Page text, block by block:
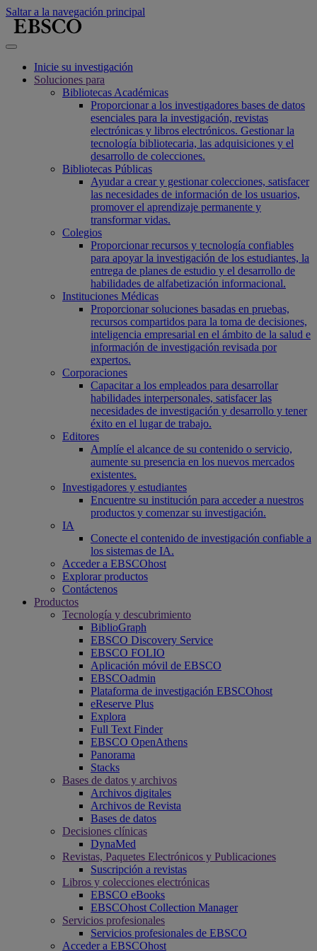
Saltar a la navegación principal
Inicie su investigación
Soluciones para
Bibliotecas Académicas
Proporcionar a los investigadores bases de datos
esenciales para la investigación, revistas
electrónicas y libros electrónicos. Gestionar la
tecnología bibliotecaria, las adquisiciones y el
desarrollo de colecciones.
Bibliotecas Públicas
Ayudar a crear y gestionar colecciones, satisfacer
las necesidades de información de los usuarios,
promover el aprendizaje permanente y
transformar vidas.
Colegios
Proporcionar recursos y tecnología confiables
para apoyar la investigación de los estudiantes, la
entrega de planes de estudio y el desarrollo de
habilidades de alfabetización informacional.
Instituciones Médicas
Proporcionar soluciones basadas en pruebas,
recursos compartidos para la toma de decisiones,
inteligencia empresarial en el ámbito de la salud e
información de investigación revisada por
expertos.
Corporaciones
Capacitar a los empleados para desarrollar
habilidades interpersonales, satisfacer las
necesidades de investigación y desarrollo y tener
éxito en el lugar de trabajo.
Editores
Amplíe el alcance de su contenido o servicio,
aumente su presencia en los nuevos mercados
existentes.
Investigadores y estudiantes
Encuentre su institución para acceder a nuestros
productos y comenzar su investigación.
IA
Conecte el contenido de investigación confiable a
los sistemas de IA.
Acceder a EBSCOhost
Explorar productos
Contáctenos
Productos
Tecnología y descubrimiento
BiblioGraph
EBSCO Discovery Service
EBSCO FOLIO
Aplicación móvil de EBSCO
EBSCOadmin
Plataforma de investigación EBSCOhost
eReserve Plus
Explora
Full Text Finder
EBSCO OpenAthens
Panorama
Stacks
Bases de datos y archivos
Archivos digitales
Archivos de Revista
Bases de datos
Decisiones clínicas
DynaMed
Revistas, Paquetes Electrónicos y Publicaciones
Suscripción a revistas
Libros y colecciones electrónicas
EBSCO eBooks
EBSCOhost Collection Manager
Servicios profesionales
Servicios profesionales de EBSCO
Acceder a EBSCOhost